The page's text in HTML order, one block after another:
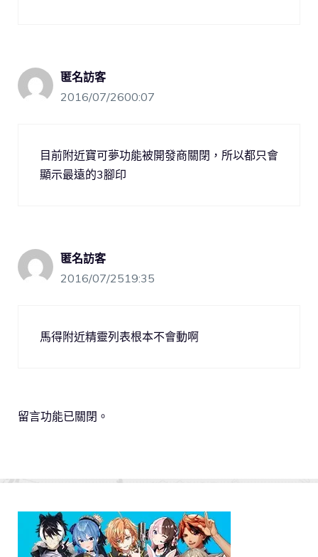
匿名訪客
2016/07/2600:07
目前附近寶可夢功能被開發商關閉，所以都只會
顯示最遠的3腳印
匿名訪客
2016/07/2519:35
馬得附近精靈列表根本不會動啊
留言功能已關閉。